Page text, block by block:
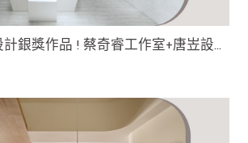
銀獎作品 ! 蔡奇睿工作室+唐岦設計
所 空間奠定了在當地的身分